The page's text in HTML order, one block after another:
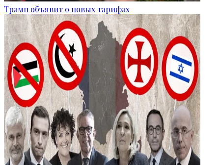
Трамп объявит о новых тарифах